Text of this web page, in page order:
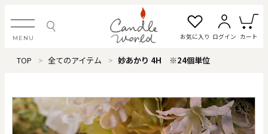
MENU お気に入り ログイン カート
ログイン・新規会員登録
お気に入り一覧 カートを見る
TOP 全てのアイテム 妙あかり 4H ※24個単位